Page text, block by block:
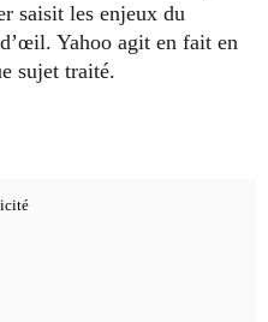
saisit les enjeux du
Yahoo agit en fait en
sujet traité.